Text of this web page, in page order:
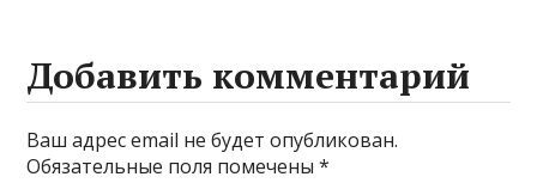
Добавить комментарий
Ваш адрес email не будет опубликован.
Обязательные поля помечены*